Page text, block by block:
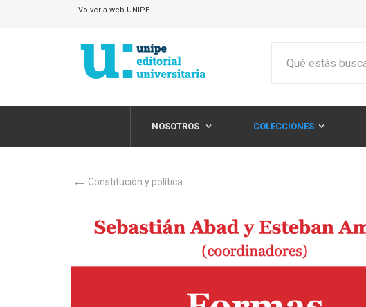
Volver a web UNIPE
NOSOTROS COLECCIONES
Constitución y política